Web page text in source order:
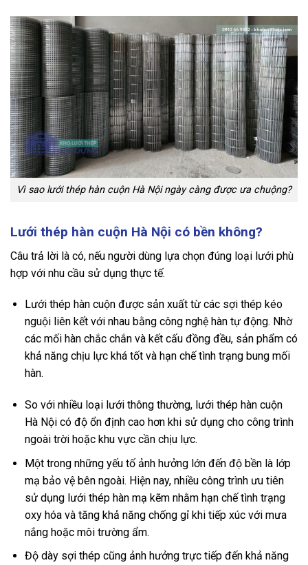
Vì sao lưới thép hàn cuộn Hà Nội ngày càng được ưa chuộng?
Lưới thép hàn cuộn Hà Nội có bền không?
Câu trả lời là có, nếu người dùng lựa chọn đúng loại lưới phù
hợp với nhu cầu sử dụng thực tế.
Lưới thép hàn cuộn được sản xuất từ các sợi thép kéo
nguội liên kết với nhau bằng công nghệ hàn tự động. Nhờ
các mối hàn chắc chắn và kết cấu đồng đều, sản phẩm có
khả năng chịu lực khá tốt và hạn chế tình trạng bung mối
hàn.
So với nhiều loại lưới thông thường, lưới thép hàn cuộn
Hà Nội có độ ổn định cao hơn khi sử dụng cho công trình
ngoài trời hoặc khu vực cần chịu lực.
Một trong những yếu tố ảnh hưởng lớn đến độ bền là lớp
mạ bảo vệ bên ngoài. Hiện nay, nhiều công trình ưu tiên
sử dụng lưới thép hàn mạ kẽm nhằm hạn chế tình trạng
oxy hóa và tăng khả năng chống gỉ khi tiếp xúc với mưa
nắng hoặc môi trường ẩm.
Độ dày sợi thép cũng ảnh hưởng trực tiếp đến khả năng